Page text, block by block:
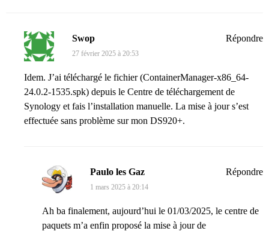
Swop
27 février 2025 à 20:53
Idem. J’ai téléchargé le fichier (ContainerManager-x86_64-
24.0.2-1535.spk) depuis le Centre de téléchargement de
Synology et fais l’installation manuelle. La mise à jour s’est
effectuée sans problème sur mon DS920+.
Répondre
Paulo les Gaz
1 mars 2025 à 20:14
Ah ba finalement, aujourd’hui le 01/03/2025, le centre de
paquets m’a enfin proposé la mise à jour de
Répondre